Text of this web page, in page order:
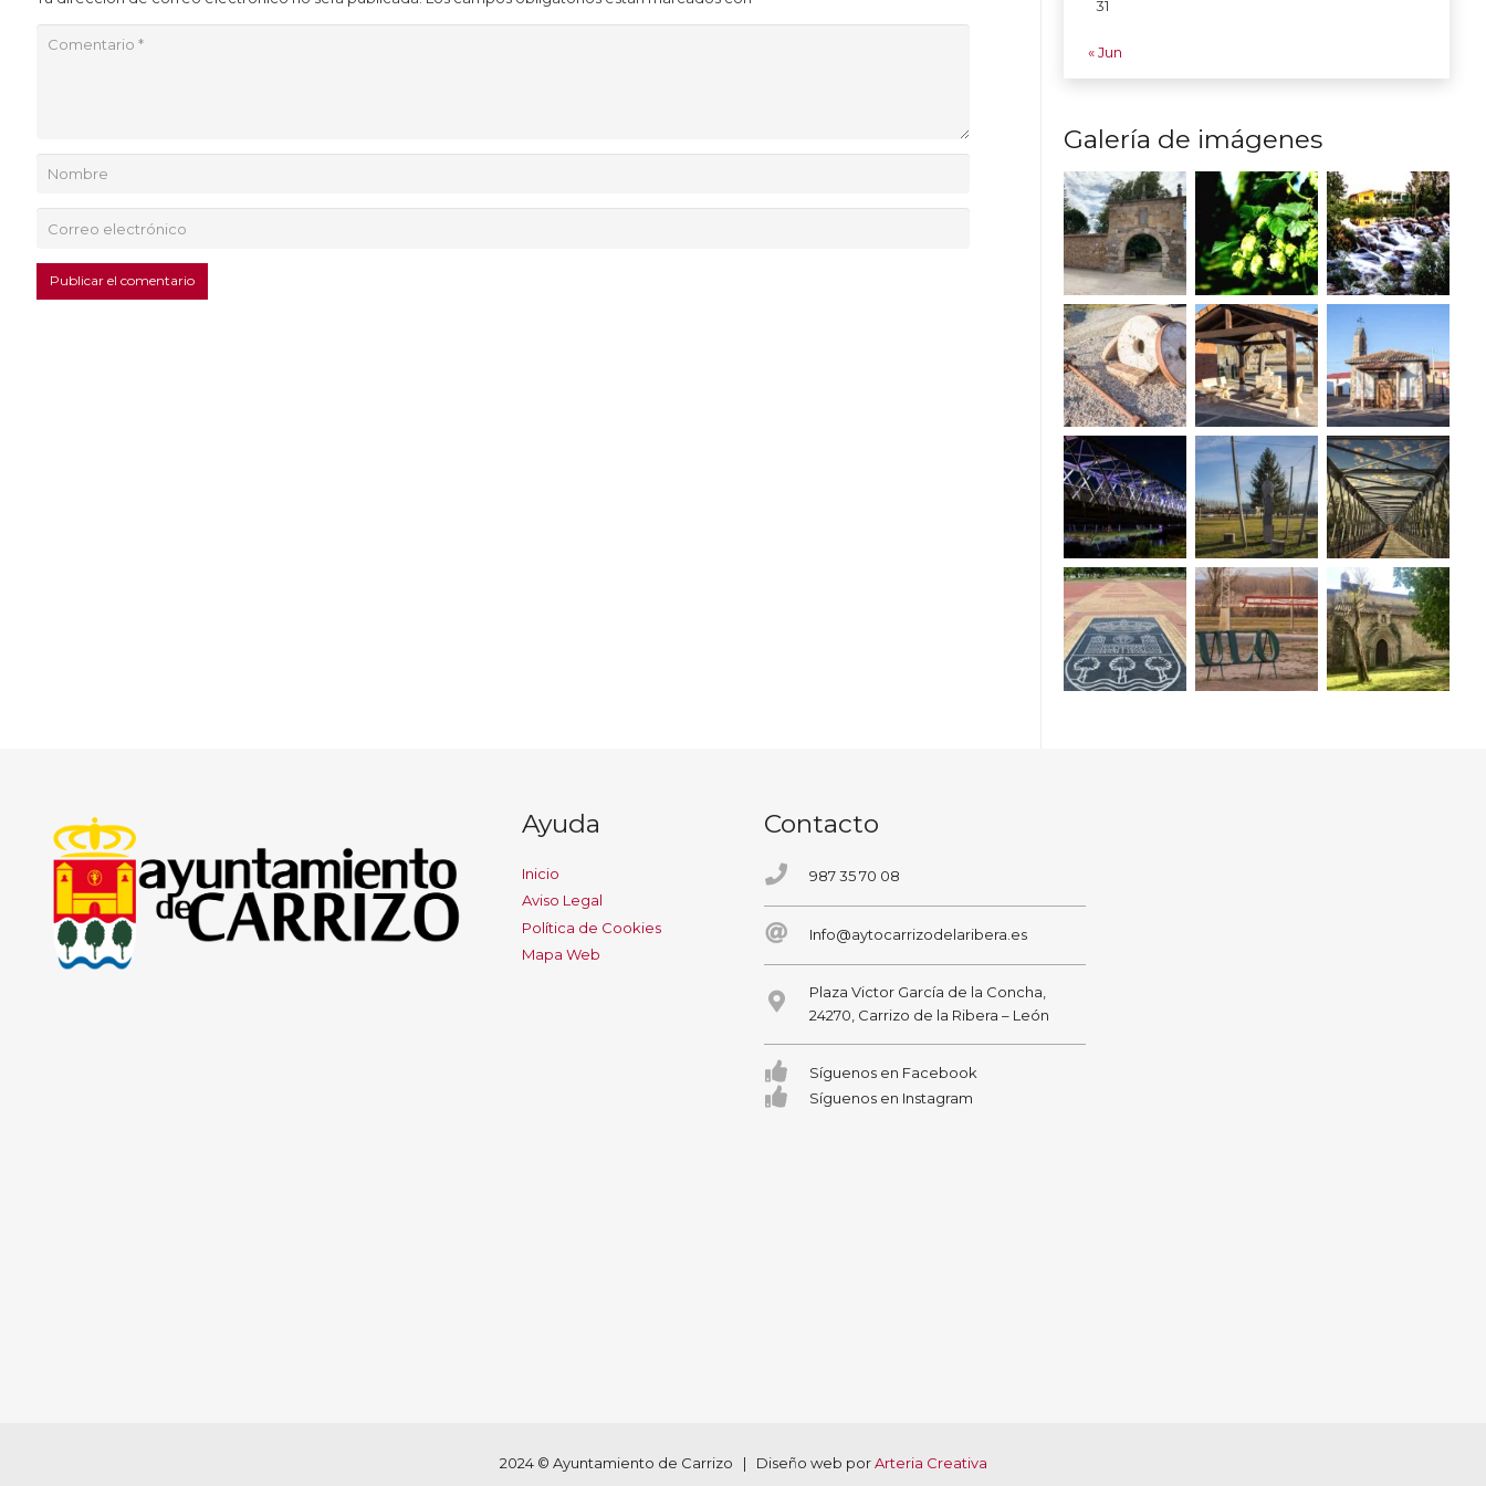
Publicar el comentario
31
« Jun
Galería de imágenes
Ayuda
Inicio
Aviso Legal
Política de Cookies
Mapa Web
Contacto
987 35 70 08
Info@aytocarrizodelaribera.es
Plaza Victor García de la Concha,
24270, Carrizo de la Ribera – León
Síguenos en Facebook
Síguenos en Instagram
2024 © Ayuntamiento de Carrizo | Diseño web porArteria Creativa